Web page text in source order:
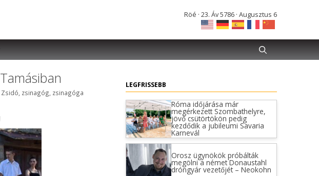
Röé · 23. Áv 5786 · Augusztus 6
Zsidó zsinagóg zsinagóga
LEGFRISSEBB
Róma időjárása már
megérkezett Szombathelyre,
jövő csütörtökön pedig
kezdődik a jubileumi Savaria
Karnevál
Orosz ügynökök próbálták
megölni a német Donaustahl
dróngyár vezetőjét – Neokohn